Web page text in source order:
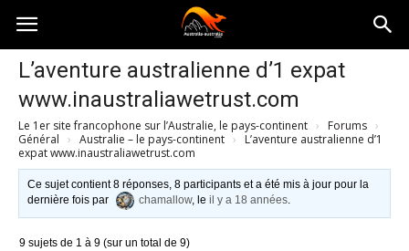
Australia-
australie.com
L’aventure australienne d’1 expat
www.inaustraliawetrust.com
Le 1er site francophone sur l’Australie, le pays-continent › Forums ›
Général › Australie – le pays-continent ›
L’aventure australienne d’1
expat www.inaustraliawetrust.com
Ce sujet contient 8 réponses, 8 participants et a été mis à jour pour la
dernière fois par
chamallow, leil y a 18 années.
9 sujets de 1 à 9 (sur un total de 9)